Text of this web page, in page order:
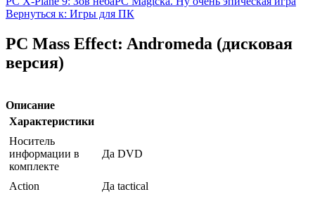
Вернуться к: Игры для ПК
PC Mass Effect: Andromeda (дисковая
версия)
Описание
Характеристики
Носитель
информации в
комплекте
Да DVD
Action
Да tactical